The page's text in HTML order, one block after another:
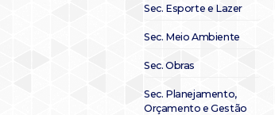
Sec. Esporte e Lazer
Sec. Meio Ambiente
Sec. Obras
Sec. Planejamento,
Orçamento e Gestão